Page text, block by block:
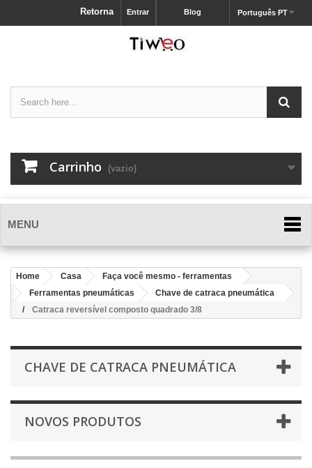
Português PT
Blog
Entrar
Retorna
Carrinho (vazio)
MENU
Home Casa
Faça você mesmo - ferramentas
Ferramentas pneumáticas
Chave de catraca pneumática
Catraca reversível composto quadrado 3/8
CHAVE DE CATRACA PNEUMÁTICA
NOVOS PRODUTOS